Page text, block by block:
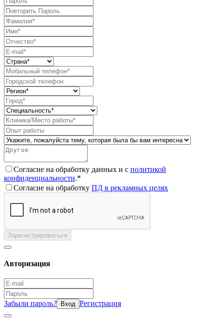
Согласие на обработку данных и с политикой
конфиденциальности.*
Согласие на обработку ПД в рекламных целях
Зарегистрироваться
Авторизация
Забыли пароль? Вход Регистрация